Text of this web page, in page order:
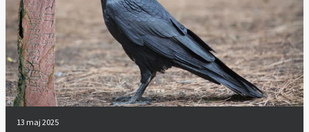
13 maj 2025